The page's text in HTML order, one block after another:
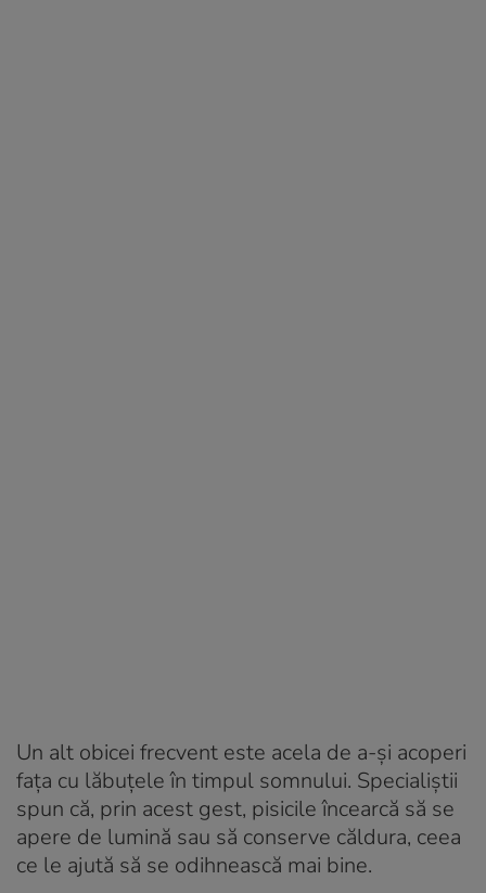
Un alt obicei frecvent este acela de a-și acoperi
fața cu lăbuțele în timpul somnului. Specialiștii
spun că, prin acest gest, pisicile încearcă să se
apere de lumină sau să conserve căldura, ceea
ce le ajută să se odihnească mai bine.